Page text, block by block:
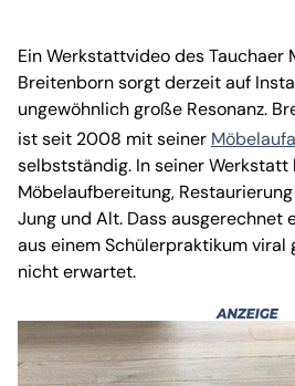
Ein Werkstattvideo des Tauchaer
Breitenborn sorgt derzeit auf
ungewöhnlich große Resonanz.
ist seit 2008 mit seiner
selbstständig. In seiner
Möbelaufbereitung,
Jung und Alt. Dass ausgerechnet
aus einem Schülerpraktikum viral
nicht erwartet.